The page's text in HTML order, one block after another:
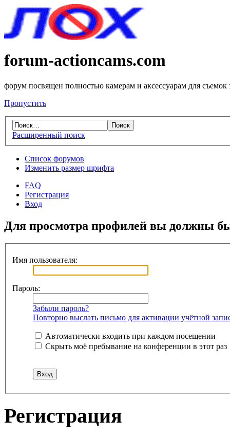
forum-actioncams.com
форум посвящен полностью камерам и аксессуарам для съемок
Пропустить
Расширенный поиск
Список форумов
Изменить размер шрифта
FAQ
Регистрация
Вход
Для просмотра профилей вы должны
Имя пользователя:
Пароль:
Забыли пароль?
Повторно выслать письмо для активации учётной
Автоматически входить при каждом посещении
Скрыть моё пребывание на конференции в этот раз
Регистрация